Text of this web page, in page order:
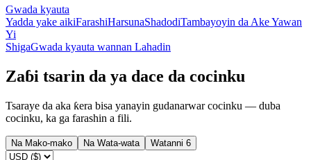
Gwada kyauta
Yadda yake aikiFarashiHarsunaShadodiTambayoyin da Ake Yawan
Yi
ShigaGwada kyauta wannan Lahadin
Zaɓi tsarin da ya dace da cocinku
Tsaraye da aka ƙera bisa yanayin gudanarwar cocinku — duba
cocinku, ka ga farashin a fili.
Na Mako-mako Na Wata-wata Watanni 6